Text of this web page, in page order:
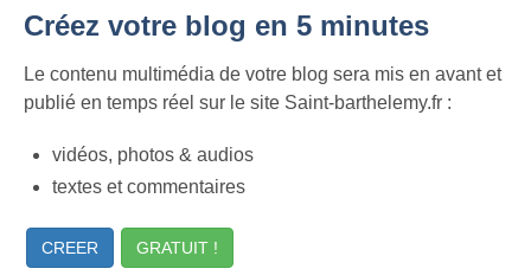
Créez votre blog en 5 minutes
Le contenu multimédia de votre blog sera mis en avant et
publié en temps réel sur le site Saint-barthelemy.fr :
vidéos, photos & audios
textes et commentaires
CREER GRATUIT !